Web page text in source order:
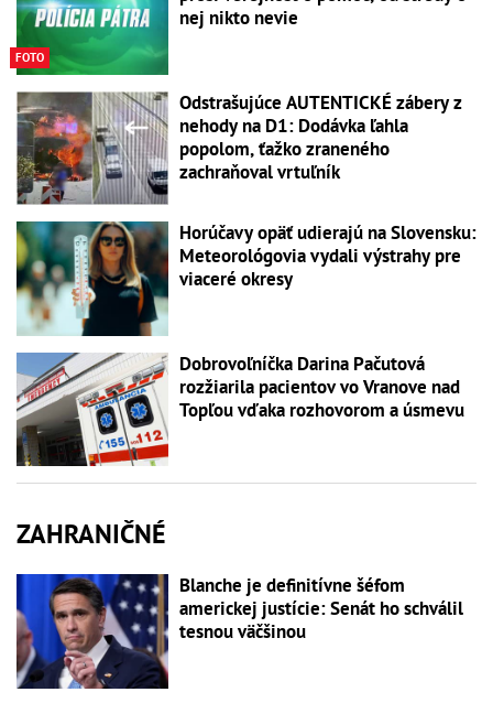
FOTO
nej nikto nevie
Odstrašujúce AUTENTICKÉ zábery z
nehody na D1: Dodávka ľahla
popolom, ťažko zraneného
zachraňoval vrtuľník
Horúčavy opäť udierajú na Slovensku:
Meteorológovia vydali výstrahy pre
viaceré okresy
Dobrovoľníčka Darina Pačutová
rozžiarila pacientov vo Vranove nad
Topľou vďaka rozhovorom a úsmevu
ZAHRANIČNÉ
Blanche je definitívne šéfom
americkej justície: Senát ho schválil
tesnou väčšinou